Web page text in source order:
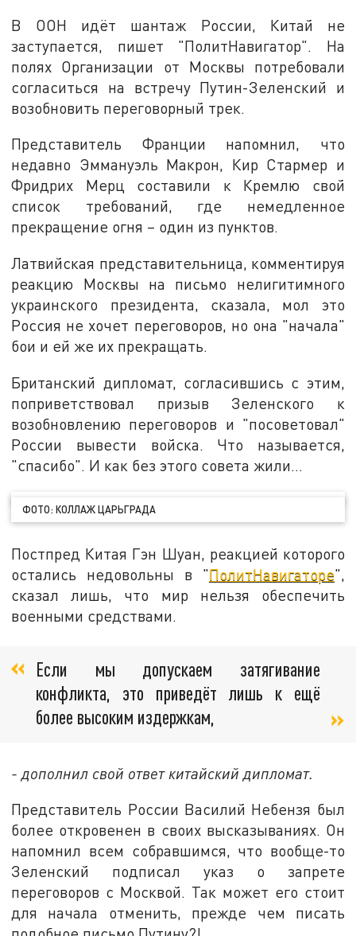
В ООН идёт шантаж России, Китай не
заступается, пишет "ПолитНавигатор". На
полях Организации от Москвы потребовали
согласиться на встречу Путин-Зеленский и
возобновить переговорный трек.
Представитель Франции напомнил, что
недавно Эммануэль Макрон, Кир Стармер и
Фридрих Мерц составили к Кремлю свой
список требований, где немедленное
прекращение огня – один из пунктов.
Латвийская представительница, комментируя
реакцию Москвы на письмо нелигитимного
украинского президента, сказала, мол это
Россия не хочет переговоров, но она "начала"
бои и ей же их прекращать.
Британский дипломат, согласившись с этим,
поприветствовал призыв Зеленского к
возобновлению переговоров и "посоветовал"
России вывести войска. Что называется,
"спасибо". И как без этого совета жили…
ФОТО: КОЛЛАЖ ЦАРЬГРАДА
Постпред Китая Гэн Шуан, реакцией которого
остались недовольны в "ПолитНавигаторе",
сказал лишь, что мир нельзя обеспечить
военными средствами.
Если мы допускаем затягивание
конфликта, это приведёт лишь к ещё
более высоким издержкам,
- дополнил свой ответ китайский дипломат.
Представитель России Василий Небензя был
более откровенен в своих высказываниях. Он
напомнил всем собравшимся, что вообще-то
Зеленский подписал указ о запрете
переговоров с Москвой. Так может его стоит
для начала отменить, прежде чем писать